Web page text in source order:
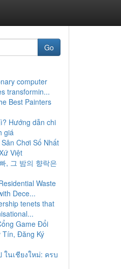
Go
computer
transformin...
Best Painters
Hướng dẫn chi
giá
Chơi Số Nhất
Việt
, 그 밤의 향락은
Waste
Dece...
tenets that
Game Đổi
Tín, Đăng Ký
ในเชียงใหม่: ครบ